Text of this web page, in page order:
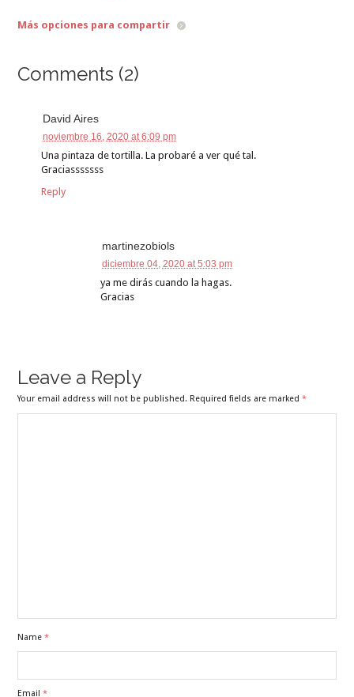
Más opciones para compartir
Comments (2)
David Aires
noviembre 16, 2020 at 6:09 pm
Una pintaza de tortilla. La probaré a ver qué tal.
Graciasssssss
Reply
martinezobiols
diciembre 04, 2020 at 5:03 pm
ya me dirás cuando la hagas.
Gracias
Leave a Reply
Your email address will not be published. Required fields are marked*
Name*
Email*